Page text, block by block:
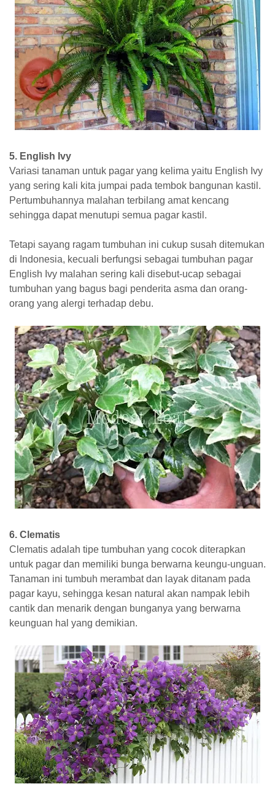
5. English Ivy
Variasi tanaman untuk pagar yang kelima yaitu English Ivy
yang sering kali kita jumpai pada tembok bangunan kastil.
Pertumbuhannya malahan terbilang amat kencang
sehingga dapat menutupi semua pagar kastil.
Tetapi sayang ragam tumbuhan ini cukup susah ditemukan
di Indonesia, kecuali berfungsi sebagai tumbuhan pagar
English Ivy malahan sering kali disebut-ucap sebagai
tumbuhan yang bagus bagi penderita asma dan orang-
orang yang alergi terhadap debu.
6. Clematis
Clematis adalah tipe tumbuhan yang cocok diterapkan
untuk pagar dan memiliki bunga berwarna keungu-unguan.
Tanaman ini tumbuh merambat dan layak ditanam pada
pagar kayu, sehingga kesan natural akan nampak lebih
cantik dan menarik dengan bunganya yang berwarna
keunguan hal yang demikian.